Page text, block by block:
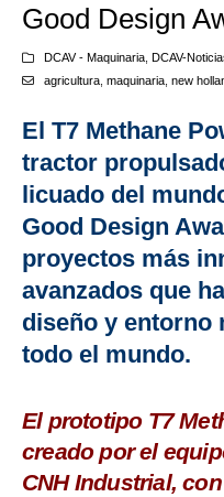
Good Design
DCAV - Maquinaria, DCAV-
agricultura, maquinaria, new
El T7 Methane
tractor
licuado del
Good Design
proyectos más
avanzados que
diseño y entorno
todo el mundo.
El prototipo T7
creado por el
CNH Industrial,